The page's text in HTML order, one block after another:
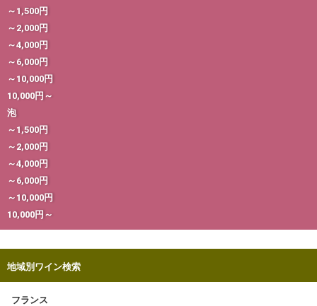
生まれ年のワイン【プラチナワイン】
お電話 （03-5913-8046）
～1,500円
～2,000円
～4,000円
～6,000円
～10,000円
10,000円～
泡
～1,500円
～2,000円
～4,000円
～6,000円
～10,000円
10,000円～
地域別ワイン検索
フランス